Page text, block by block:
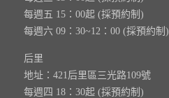
每週五 15：00起 (採預約制)
每週六 09：30~12：00 (採預約制)
后里
地址：421后里區三光路109號
每週四 18：30起 (採預約制)